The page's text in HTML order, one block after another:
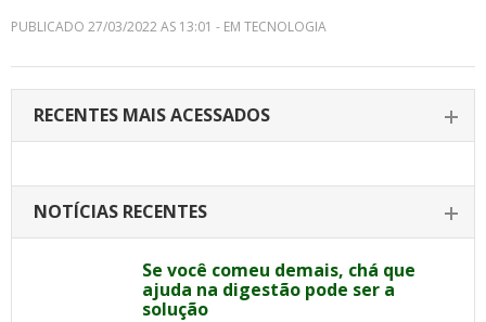
PUBLICADO 27/03/2022 AS 13:01 - EM TECNOLOGIA
RECENTES MAIS ACESSADOS
NOTÍCIAS RECENTES
Se você comeu demais, chá que
ajuda na digestão pode ser a
solução